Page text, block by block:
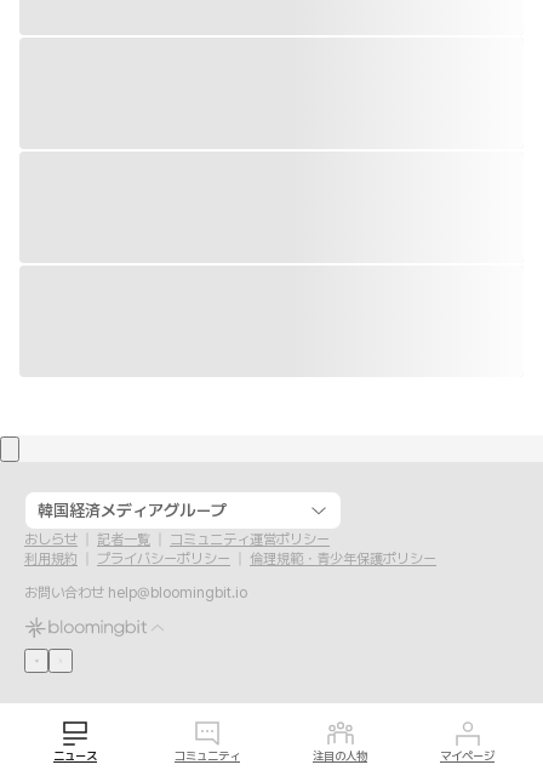
韓国経済メディアグループ
おしらせ 記者一覧
コミュニティ運営ポリシー
利用規約
プライバシーポリシー
倫理規範・青少年保護ポリシー
お問い合わせ help@bloomingbit.io
ニュース コミュニティ 注目の人物 マイページ